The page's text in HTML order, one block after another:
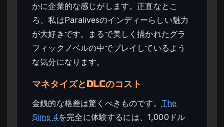
かに企業的な感じがします。正直なとこ
ろ、私はParalivesのインディーらしい魅力
が大好きです。まるで美しく描かれたグラ
フィックノベルの中でプレイしているよう
な気分になります。
マネタイズとDLCのコスト
金銭的な格差は驚くべきものです。 The
Sims 4を完全に体験するには、1,000ドル